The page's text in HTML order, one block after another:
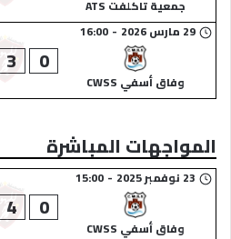
جمعية تاكلفت ATS
29 مارس 2026 -
16:00
وفاق أسفي CWSS
0
3
المواجهات المباشرة
23 نوفمبر 2025 -
15:00
وفاق أسفي CWSS
0
4